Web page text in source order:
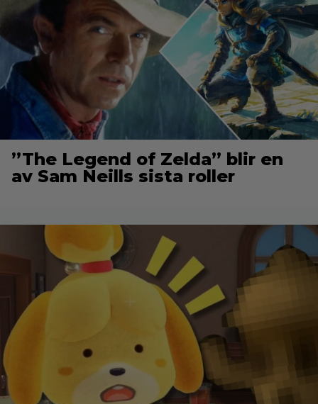
”The Legend of Zelda” blir en
av Sam Neills sista roller